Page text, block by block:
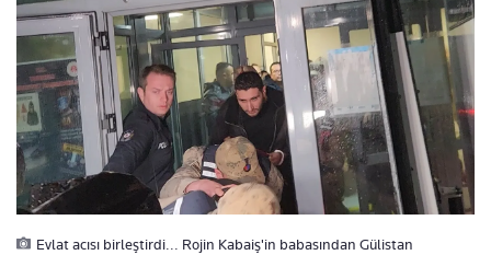
Evlat acısı birleştirdi... Rojin Kabaiş'in babasından Gülistan